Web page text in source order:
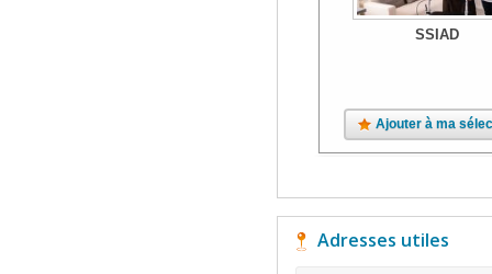
SSIAD
Ajouter à ma
Adresses utiles